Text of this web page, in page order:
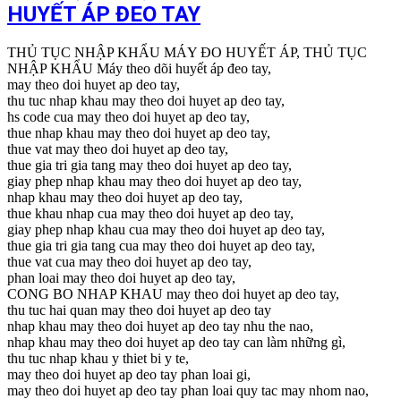
HUYẾT ÁP ĐEO TAY
THỦ TỤC NHẬP KHẨU MÁY ĐO HUYẾT ÁP, THỦ TỤC
NHẬP KHẨU Máy theo dõi huyết áp đeo tay,
may theo doi huyet ap deo tay,
thu tuc nhap khau may theo doi huyet ap deo tay,
hs code cua may theo doi huyet ap deo tay,
thue nhap khau may theo doi huyet ap deo tay,
thue vat may theo doi huyet ap deo tay,
thue gia tri gia tang may theo doi huyet ap deo tay,
giay phep nhap khau may theo doi huyet ap deo tay,
nhap khau may theo doi huyet ap deo tay,
thue khau nhap cua may theo doi huyet ap deo tay,
giay phep nhap khau cua may theo doi huyet ap deo tay,
thue gia tri gia tang cua may theo doi huyet ap deo tay,
thue vat cua may theo doi huyet ap deo tay,
phan loai may theo doi huyet ap deo tay,
CONG BO NHAP KHAU may theo doi huyet ap deo tay,
thu tuc hai quan may theo doi huyet ap deo tay
nhap khau may theo doi huyet ap deo tay nhu the nao,
nhap khau may theo doi huyet ap deo tay can làm những gì,
thu tuc nhap khau y thiet bi y te,
may theo doi huyet ap deo tay phan loai gi,
may theo doi huyet ap deo tay phan loai quy tac may nhom nao,